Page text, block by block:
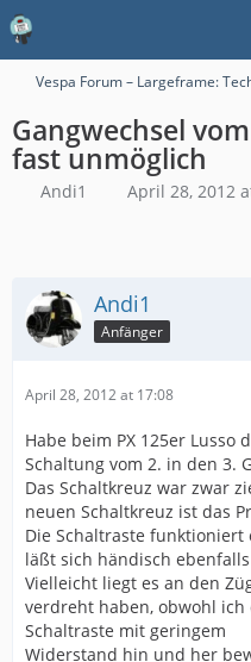
Vespa Forum – Largeframe:
Gangwechsel
fast unmöglich
Andi1 April 28, 2012
Andi1
Anfänger
April 28, 2012 at 17:08
Habe beim PX 125er Lusso
Schaltung vom 2. in den 3.
Das Schaltkreuz war zwar
neuen Schaltkreuz ist das
Die Schaltraste
läßt sich händisch
Vielleicht liegt es an den
verdreht haben, obwohl
Schaltraste mit geringem
Widerstand hin und her